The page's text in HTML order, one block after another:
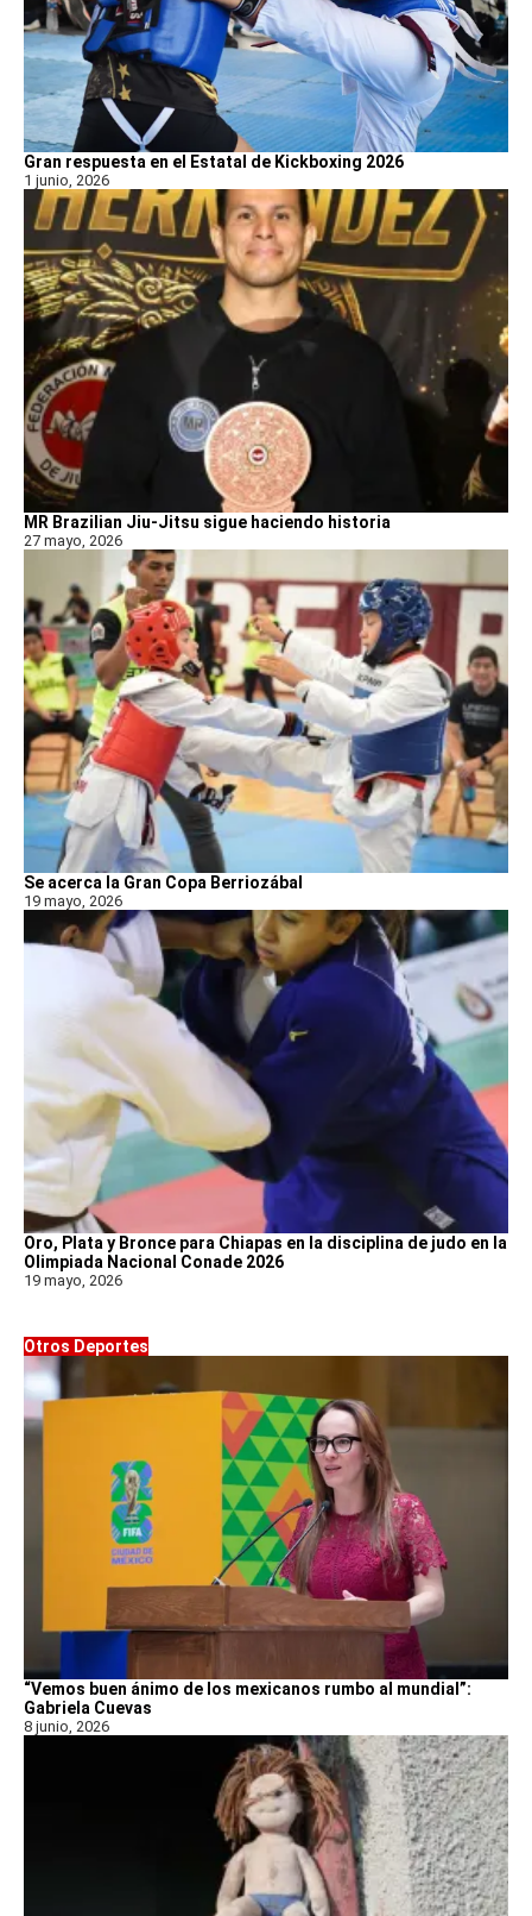
Gran respuesta en el Estatal de Kickboxing 2026
1 junio, 2026
MR Brazilian Jiu-Jitsu sigue haciendo historia
27 mayo, 2026
Se acerca la Gran Copa Berriozábal
19 mayo, 2026
Oro, Plata y Bronce para Chiapas en la disciplina de judo en la
Olimpiada Nacional Conade 2026
19 mayo, 2026
Otros Deportes
“Vemos buen ánimo de los mexicanos rumbo al mundial”:
Gabriela Cuevas
8 junio, 2026